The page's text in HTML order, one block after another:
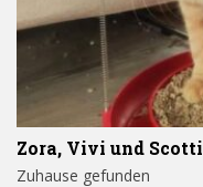
Zora, Vivi und Scotti
Zuhause gefunden